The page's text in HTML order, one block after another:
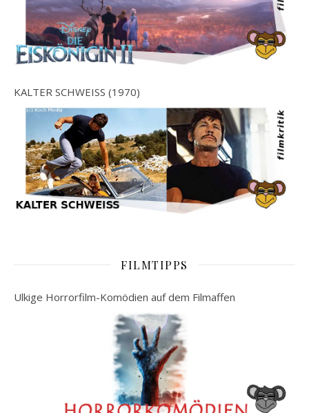
KALTER SCHWEISS (1970)
FILMTIPPS
Ulkige Horrorfilm-Komödien auf dem Filmaffen